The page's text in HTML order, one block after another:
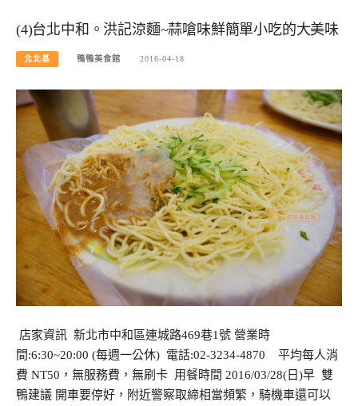
(4)台北中和。洪記涼麵~蒜嗆味鮮簡單小吃的大美味
北北基 鴨鴨美食館 2016-04-18
店家資訊 新北市中和區連城路469巷1號 營業時
間:6:30~20:00 (每週一公休) 電話:02-3234-4870 平均每人消
費 NT50，無服務費，無刷卡 用餐時間 2016/03/28(日)早 雙
鴨建議 開車要停好，附近警察取締相當頻繁，騎機車還可以